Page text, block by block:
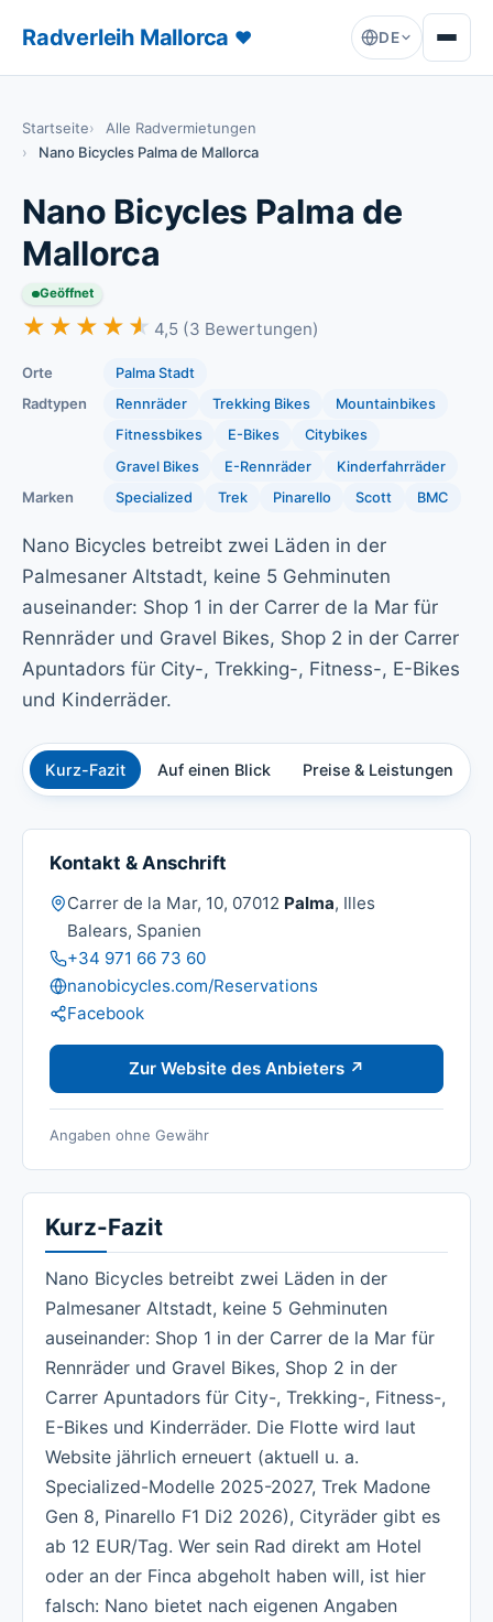
Radverleih Mallorca ♥ DE
Startseite
Alle Radvermietungen
Nano Bicycles Palma de Mallorca
Nano Bicycles Palma de
Mallorca
Geöffnet
★★★★★
★★★★★ 4,5 (3 Bewertungen)
Orte Palma Stadt
Radtypen Rennräder Trekking Bikes
Mountainbikes
Fitnessbikes
E-Bikes
Citybikes
Gravel Bikes
E-Rennräder Kinderfahrräder
Marken Specialized Trek Pinarello Scott BMC
Nano Bicycles betreibt zwei Läden in der
Palmesaner Altstadt, keine 5 Gehminuten
auseinander: Shop 1 in der Carrer de la Mar für
Rennräder und Gravel Bikes, Shop 2 in der Carrer
Apuntadors für City-, Trekking-, Fitness-, E-Bikes
und Kinderräder.
Kurz-Fazit Auf einen Blick Preise & Leistungen
Kurz-Fazit
Nano Bicycles betreibt zwei Läden in der
Palmesaner Altstadt, keine 5 Gehminuten
auseinander: Shop 1 in der Carrer de la Mar für
Rennräder und Gravel Bikes, Shop 2 in der
Carrer Apuntadors für City-, Trekking-, Fitness-,
E-Bikes und Kinderräder. Die Flotte wird laut
Website jährlich erneuert (aktuell u. a.
Specialized-Modelle 2025-2027, Trek Madone
Gen 8, Pinarello F1 Di2 2026), Cityräder gibt es
ab 12 EUR/Tag. Wer sein Rad direkt am Hotel
oder an der Finca abgeholt haben will, ist hier
falsch: Nano bietet nach eigenen Angaben
Kontakt & Anschrift
Adresse:
Carrer de la Mar, 10, 07012 Palma, Illes
Balears, Spanien
Telefon:
+34 971 66 73 60
Website:
nanobicycles.com/Reservations
Social Media:
Facebook
Zur Website des Anbieters ↗
Angaben ohne Gewähr